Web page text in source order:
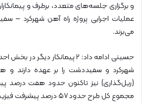
و برگزاری جلسه‌های متعدد، برطرف و
عملیات اجرایی پروژه راه آهن شهرکرد –
می‌برند.
حسینی ادامه داد: ۲ پیمانکار
شهرکرد و سفیددشت را بر عهده دارند و
(ریل‌گذاری) نیز تاکنون حدود هفت درصد
مجموع کل طرح حدود ۵۷ درصد پیشرفت فیزیکی دارد.